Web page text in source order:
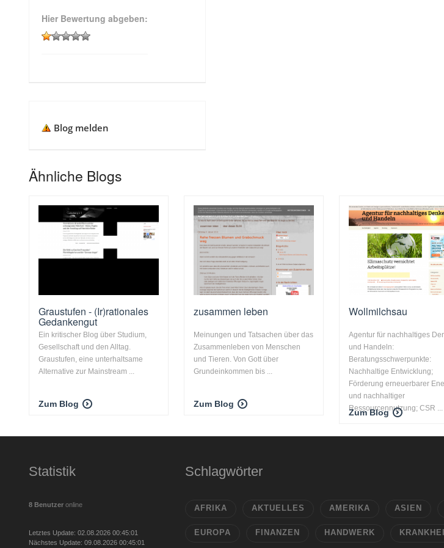
Hier Bewertung abgeben:
Blog melden
Ähnliche Blogs
Graustufen - (Ir)rationales
Gedankengut
Ein kritischer Blog über Studium,
Gesellschaft und den Alltag.
Graustufen, eine unterhaltsame
Alternative zur Mainstream ...
Zum Blog
zusammen leben
Meinungen und Tatsachen über das
Zusammenleben von Menschen
und Tieren. Von Gott über
Grundeinkommen bis ...
Zum Blog
Wollmilchsau
Agentur für nachhaltiges
und Handeln:
Beratungsschwerpunkte:
Nachhaltige Entwicklung;
Förderung erneuerbarer
und nachhaltiger
Ressourcennutzung; CSR ...
Zum Blog
Statistik
8 Benutzer online
Letztes Update: 02.08.2026 00:45:01
Nächstes Update: 09.08.2026 00:45:01
Schlagwörter
AFRIKA AKTUELLES AMERIKA ASIEN
EUROPA FINANZEN HANDWERK